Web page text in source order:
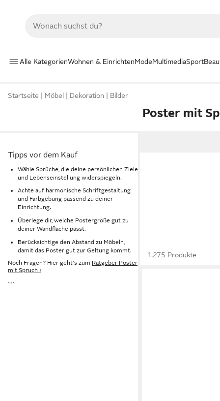
Alle KategorienWohnen & EinrichtenModeMultimediaSport
Startseite Möbel Dekoration Bilder
Poster mit
Tipps vor dem Kauf
Wähle Sprüche, die deine persönlichen Ziele
und Lebenseinstellung widerspiegeln.
Achte auf harmonische Schriftgestaltung
und Farbgebung passend zu deiner
Einrichtung.
Überlege dir, welche Postergröße gut zu
deiner Wandfläche passt.
Berücksichtige den Abstand zu Möbeln,
damit das Poster gut zur Geltung kommt.
Noch Fragen? Hier geht's zum Ratgeber Poster
mit Spruch ›
```
1.275 Produkte